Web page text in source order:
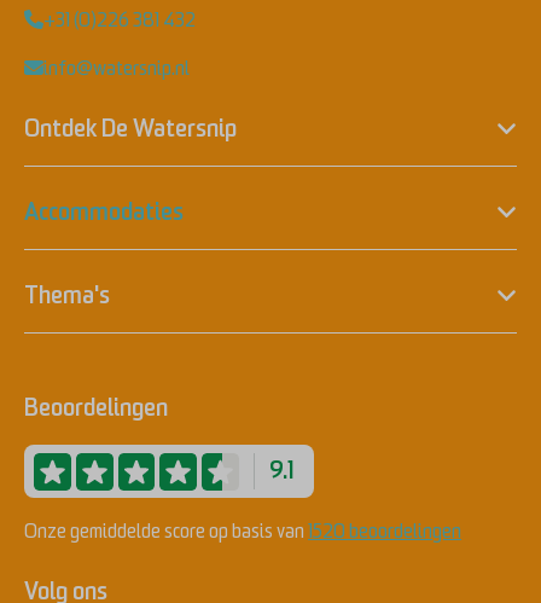
+31 (0)226 381 432
info@watersnip.nl
Ontdek De Watersnip
Accommodaties
Thema's
Beoordelingen
9.1
Onze gemiddelde score op basis van 1520 beoordelingen
Volg ons